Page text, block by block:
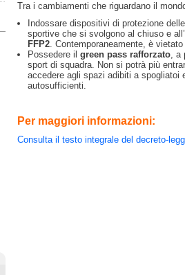
Tra i cambiamenti che riguardano il
Indossare dispositivi di protezione
sportive che si svolgono al chiuso e
FFP2. Contemporaneamente, è
Possedere il green pass rafforzato, a
sport di squadra. Non si potrà più
accedere agli spazi adibiti a spogliatoi
autosufficienti.
Per maggiori informazioni:
Consulta il testo integrale del decreto-